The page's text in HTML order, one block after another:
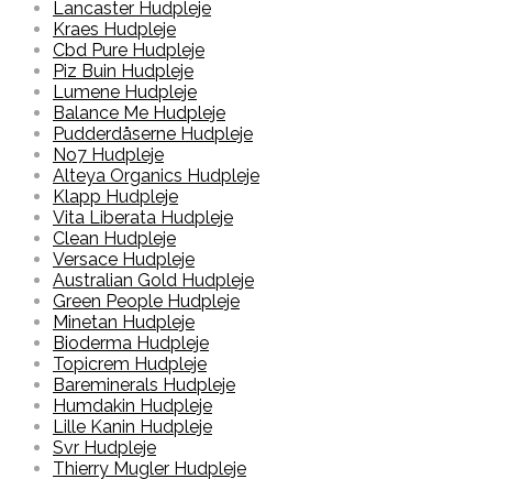
Lancaster Hudpleje
Kraes Hudpleje
Cbd Pure Hudpleje
Piz Buin Hudpleje
Lumene Hudpleje
Balance Me Hudpleje
Pudderdåserne Hudpleje
No7 Hudpleje
Alteya Organics Hudpleje
Klapp Hudpleje
Vita Liberata Hudpleje
Clean Hudpleje
Versace Hudpleje
Australian Gold Hudpleje
Green People Hudpleje
Minetan Hudpleje
Bioderma Hudpleje
Topicrem Hudpleje
Bareminerals Hudpleje
Humdakin Hudpleje
Lille Kanin Hudpleje
Svr Hudpleje
Thierry Mugler Hudpleje